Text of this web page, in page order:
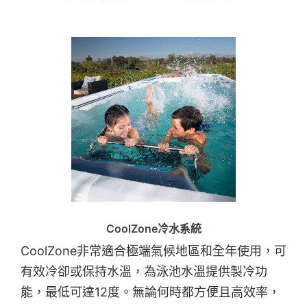
CoolZone冷水系統
CoolZone非常適合極端氣候地區和全年使用，可
有效冷卻或保持水溫，為泳池水溫提供製冷功
能，最低可達12度。無論何時都方便且高效率，